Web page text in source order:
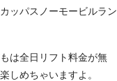
ッパスノーモービルラン
は全日リフト料金が無
しめちゃいますよ。